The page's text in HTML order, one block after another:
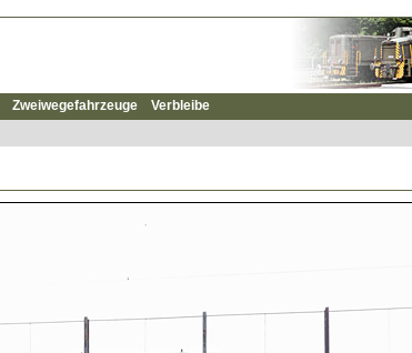
Zweiwegefahrzeuge Verbleibe